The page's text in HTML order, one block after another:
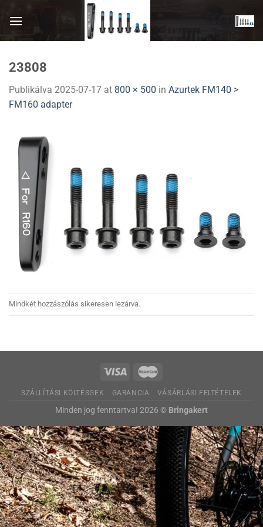
23808
Publikálva 2025-07-17 at 800 × 500 in Azurtek FM140 >
FM160 adapter
Mindkét hozzászólás sikeresen lezárva.
SZÁLLÍTÁSI KÖLTÉSGEK GARANCIA VÁSÁRLÁSI FELTÉTELEK
Minden jog fenntartva! 2026 © Bringakert